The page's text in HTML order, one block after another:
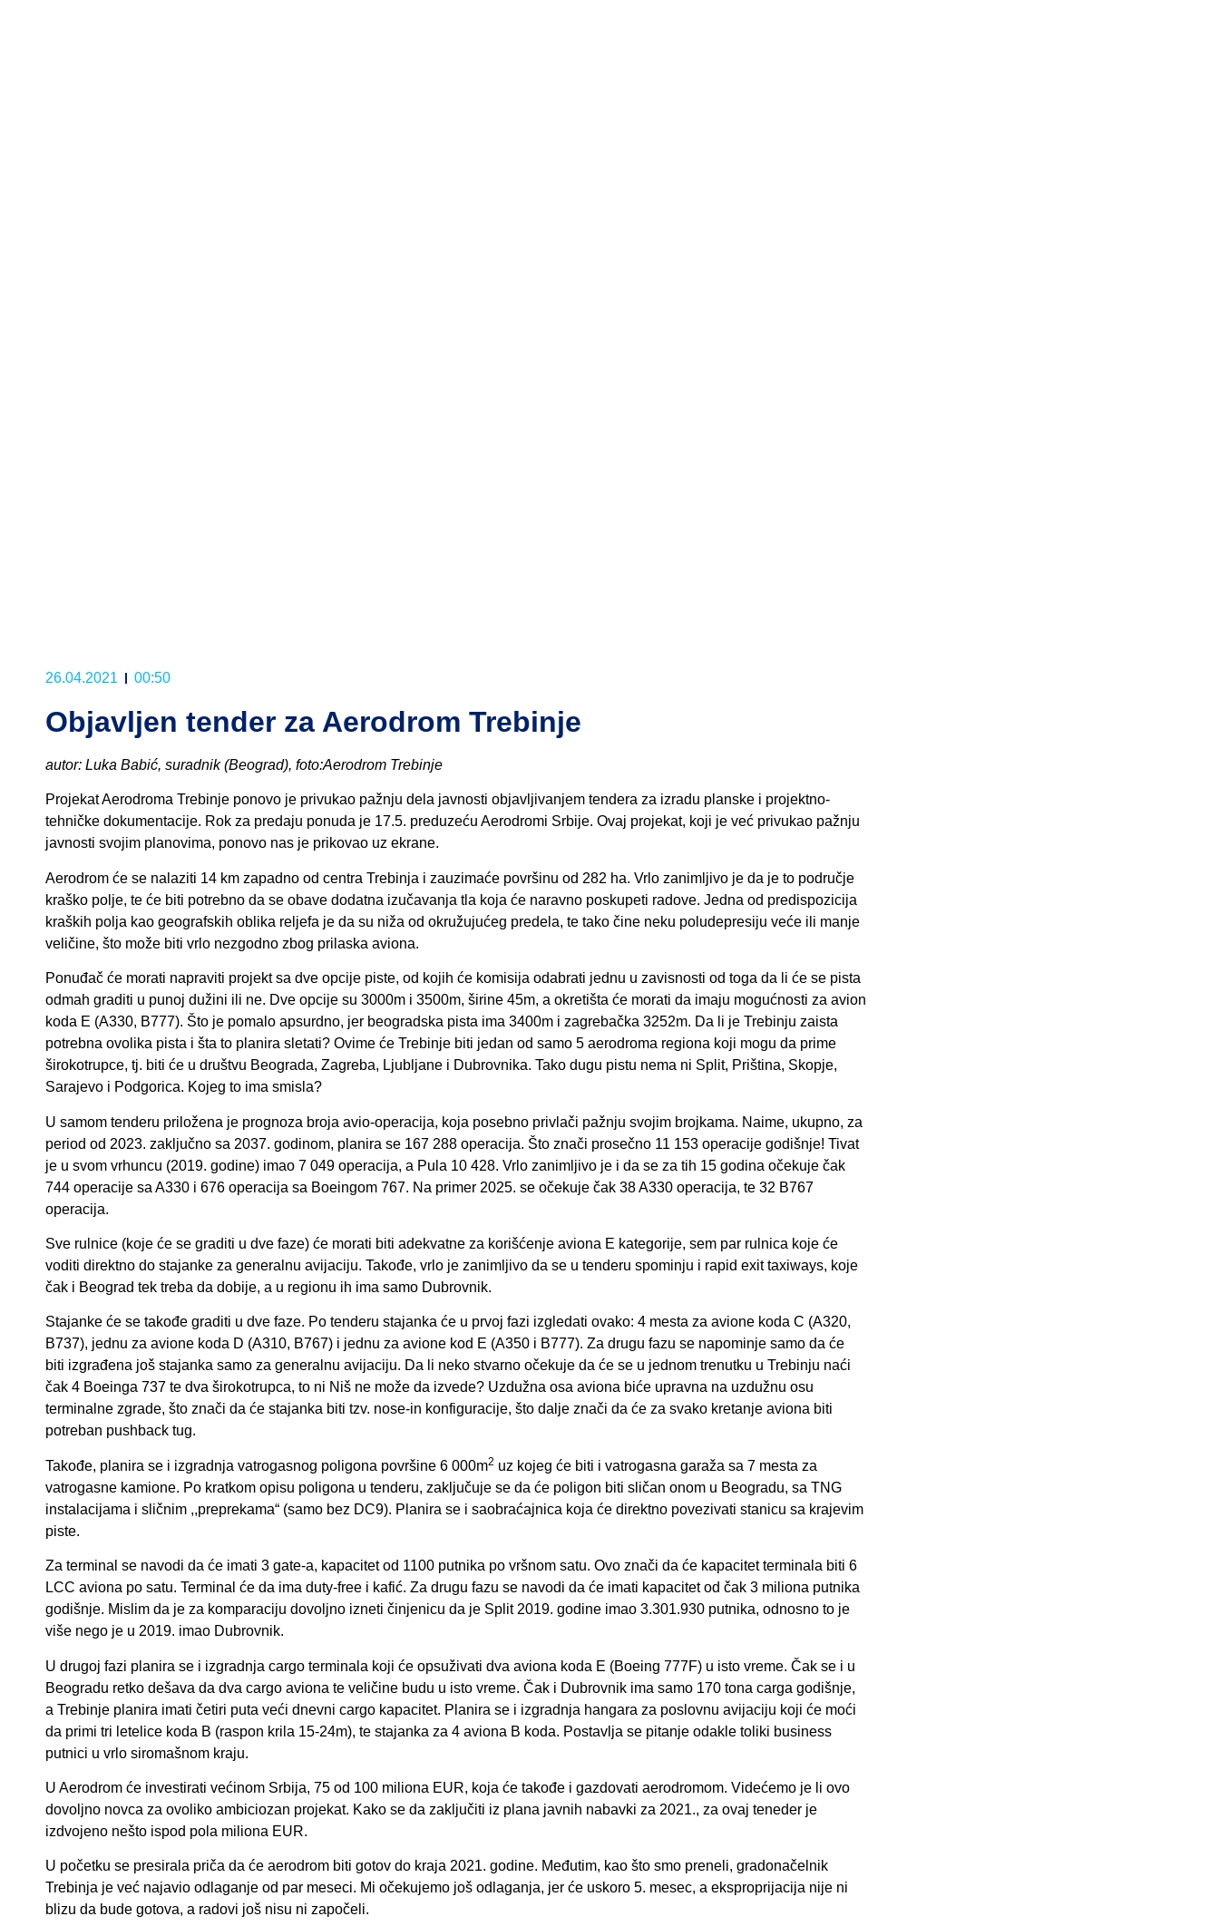
26.04.2021 00:50
Objavljen tender za Aerodrom Trebinje
autor: Luka Babić, suradnik (Beograd), foto:Aerodrom Trebinje
Projekat Aerodroma Trebinje ponovo je privukao pažnju dela javnosti objavljivanjem tendera za izradu planske i projektno-
tehničke dokumentacije. Rok za predaju ponuda je 17.5. preduzeću Aerodromi Srbije. Ovaj projekat, koji je već privukao pažnju
javnosti svojim planovima, ponovo nas je prikovao uz ekrane.
Aerodrom će se nalaziti 14 km zapadno od centra Trebinja i zauzimaće površinu od 282 ha. Vrlo zanimljivo je da je to područje
kraško polje, te će biti potrebno da se obave dodatna izučavanja tla koja će naravno poskupeti radove. Jedna od predispozicija
kraških polja kao geografskih oblika reljefa je da su niža od okružujućeg predela, te tako čine neku poludepresiju veće ili manje
veličine, što može biti vrlo nezgodno zbog prilaska aviona.
Ponuđač će morati napraviti projekt sa dve opcije piste, od kojih će komisija odabrati jednu u zavisnosti od toga da li će se pista
odmah graditi u punoj dužini ili ne. Dve opcije su 3000m i 3500m, širine 45m, a okretišta će morati da imaju mogućnosti za avion
koda E (A330, B777). Što je pomalo apsurdno, jer beogradska pista ima 3400m i zagrebačka 3252m. Da li je Trebinju zaista
potrebna ovolika pista i šta to planira sletati? Ovime će Trebinje biti jedan od samo 5 aerodroma regiona koji mogu da prime
širokotrupce, tj. biti će u društvu Beograda, Zagreba, Ljubljane i Dubrovnika. Tako dugu pistu nema ni Split, Priština, Skopje,
Sarajevo i Podgorica. Kojeg to ima smisla?
U samom tenderu priložena je prognoza broja avio-operacija, koja posebno privlači pažnju svojim brojkama. Naime, ukupno, za
period od 2023. zaključno sa 2037. godinom, planira se 167 288 operacija. Što znači prosečno 11 153 operacije godišnje! Tivat
je u svom vrhuncu (2019. godine) imao 7 049 operacija, a Pula 10 428. Vrlo zanimljivo je i da se za tih 15 godina očekuje čak
744 operacije sa A330 i 676 operacija sa Boeingom 767. Na primer 2025. se očekuje čak 38 A330 operacija, te 32 B767
operacija.
Sve rulnice (koje će se graditi u dve faze) će morati biti adekvatne za korišćenje aviona E kategorije, sem par rulnica koje će
voditi direktno do stajanke za generalnu avijaciju. Takođe, vrlo je zanimljivo da se u tenderu spominju i rapid exit taxiways, koje
čak i Beograd tek treba da dobije, a u regionu ih ima samo Dubrovnik.
Stajanke će se takođe graditi u dve faze. Po tenderu stajanka će u prvoj fazi izgledati ovako: 4 mesta za avione koda C (A320,
B737), jednu za avione koda D (A310, B767) i jednu za avione kod E (A350 i B777). Za drugu fazu se napominje samo da će
biti izgrađena još stajanka samo za generalnu avijaciju. Da li neko stvarno očekuje da će se u jednom trenutku u Trebinju naći
čak 4 Boeinga 737 te dva širokotrupca, to ni Niš ne može da izvede? Uzdužna osa aviona biće upravna na uzdužnu osu
terminalne zgrade, što znači da će stajanka biti tzv. nose-in konfiguracije, što dalje znači da će za svako kretanje aviona biti
potreban pushback tug.
Takođe, planira se i izgradnja vatrogasnog poligona površine 6 000m2 uz kojeg će biti i vatrogasna garaža sa 7 mesta za
vatrogasne kamione. Po kratkom opisu poligona u tenderu, zaključuje se da će poligon biti sličan onom u Beogradu, sa TNG
instalacijama i sličnim ,,preprekama“ (samo bez DC9). Planira se i saobraćajnica koja će direktno povezivati stanicu sa krajevim
piste.
Za terminal se navodi da će imati 3 gate-a, kapacitet od 1100 putnika po vršnom satu. Ovo znači da će kapacitet terminala biti 6
LCC aviona po satu. Terminal će da ima duty-free i kafić. Za drugu fazu se navodi da će imati kapacitet od čak 3 miliona putnika
godišnje. Mislim da je za komparaciju dovoljno izneti činjenicu da je Split 2019. godine imao 3.301.930 putnika, odnosno to je
više nego je u 2019. imao Dubrovnik.
U drugoj fazi planira se i izgradnja cargo terminala koji će opsuživati dva aviona koda E (Boeing 777F) u isto vreme. Čak se i u
Beogradu retko dešava da dva cargo aviona te veličine budu u isto vreme. Čak i Dubrovnik ima samo 170 tona carga godišnje,
a Trebinje planira imati četiri puta veći dnevni cargo kapacitet. Planira se i izgradnja hangara za poslovnu avijaciju koji će moći
da primi tri letelice koda B (raspon krila 15-24m), te stajanka za 4 aviona B koda. Postavlja se pitanje odakle toliki business
putnici u vrlo siromašnom kraju.
U Aerodrom će investirati većinom Srbija, 75 od 100 miliona EUR, koja će takođe i gazdovati aerodromom. Videćemo je li ovo
dovoljno novca za ovoliko ambiciozan projekat. Kako se da zaključiti iz plana javnih nabavki za 2021., za ovaj teneder je
izdvojeno nešto ispod pola miliona EUR.
U početku se presirala priča da će aerodrom biti gotov do kraja 2021. godine. Međutim, kao što smo preneli, gradonačelnik
Trebinja je već najavio odlaganje od par meseci. Mi očekujemo još odlaganja, jer će uskoro 5. mesec, a eksproprijacija nije ni
blizu da bude gotova, a radovi još nisu ni započeli.